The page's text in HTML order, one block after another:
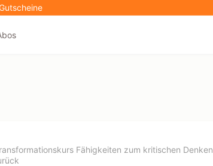
Fähigkeiten zum kritischen Denken